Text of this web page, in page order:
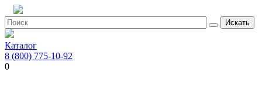
Искать
Каталог
8 (800) 775-10-92
0